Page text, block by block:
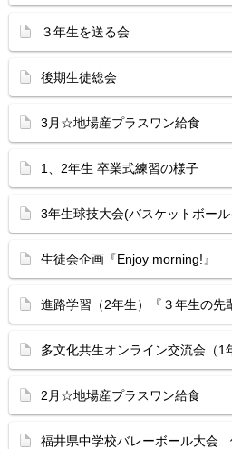
３年生を送る会
後期生徒総会
3月☆地場産プラスワン給食
1、2年生 卒業式練習の様子
3年生球技大会(バスケットボー
生徒会企画『Enjoy morning!』
進路学習（2年生）『３年生の先
多文化共生オンライン交流会（1
2月☆地場産プラスワン給食
福井県中学校バレーボール大会